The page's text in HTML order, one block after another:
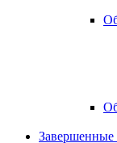
Завершенные